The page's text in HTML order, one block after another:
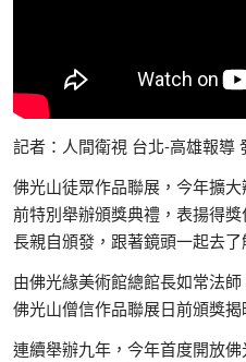
記者：人間衛視 台北-高雄報導
佛光山徒眾作品聯展，今年擴
前特別舉辦頒獎典禮，表揚得
長親自頒發，跟著鏡頭一起去了
由佛光緣美術館總館長如常法
佛光山僧信作品聯展日前頒獎揭
連續舉辦九年，今年首度開放